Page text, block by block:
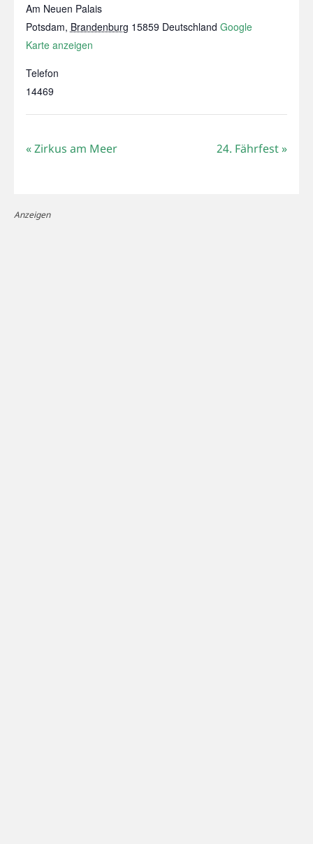
Am Neuen Palais
Potsdam, Brandenburg 15859 Deutschland Google
Karte anzeigen
Telefon
14469
«Zirkus am Meer 24. Fährfest»
Anzeigen